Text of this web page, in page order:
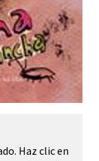
Haz clic en